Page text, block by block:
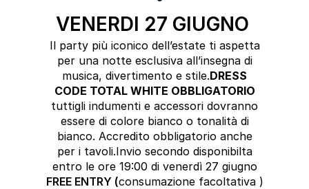
VENERDI 27 GIUGNO
Il party più iconico dell’estate ti aspetta
per una notte esclusiva all’insegna di
musica, divertimento e stile.DRESS
CODE TOTAL WHITE OBBLIGATORIO
tuttigli indumenti e accessori dovranno
essere di colore bianco o tonalità di
bianco. Accredito obbligatorio anche
per i tavoli.Invio secondo disponibilta
entro le ore 19:00 di venerdì 27 giugno
FREE ENTRY (consumazione facoltativa )